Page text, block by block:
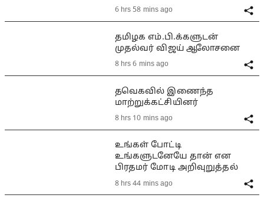
6 hrs 58 mins ago
தமிழக எம்.பி.க்களுடன்
முதல்வர் விஜய் ஆலோசனை
8 hrs 6 mins ago
தவெகவில் இணைந்த
மாற்றுக்கட்சியினர்
8 hrs 10 mins ago
உங்கள் போட்டி
உங்களுடனேயே தான் என
பிரதமர் மோடி அறிவுறுத்தல்
8 hrs 44 mins ago